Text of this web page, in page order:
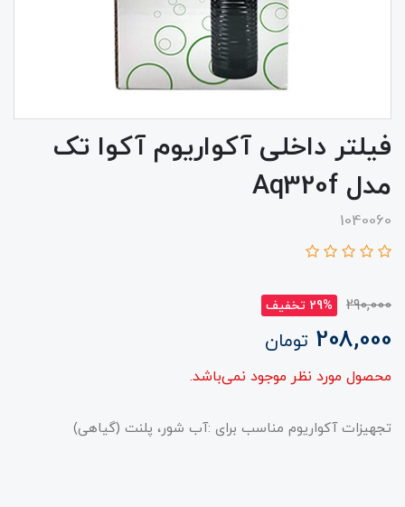
فیلتر داخلی آکواریوم آکوا تک
مدل Aq320f
1040060
290,000 29% تخفیف
208,000 تومان
محصول مورد نظر موجود نمی‌باشد.
تجهیزات آکواریوم مناسب برای :آب شور، پلنت (گیاهی)